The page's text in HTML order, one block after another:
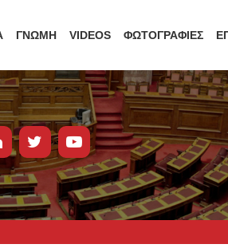
ΓΝΩΜΗ VIDEOS ΦΩΤΟΓΡΑΦΙΕΣ